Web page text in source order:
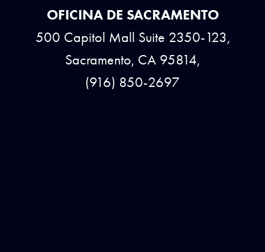
OFICINA DE SACRAMENTO
500 Capitol Mall Suite 2350-123,
Sacramento, CA 95814,
(916) 850-2697